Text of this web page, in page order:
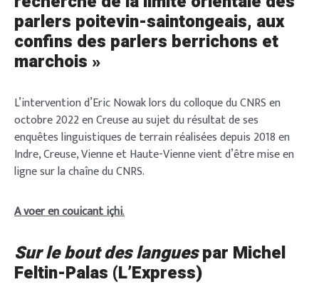
parlers poitevin-saintongeais, aux
confins des parlers berrichons et
marchois »
L’intervention d’Eric Nowak lors du colloque du CNRS en
octobre 2022 en Creuse au sujet du résultat de ses
enquêtes linguistiques de terrain réalisées depuis 2018 en
Indre, Creuse, Vienne et Haute-Vienne vient d’être mise en
ligne sur la chaîne du CNRS.
A voer en couicant içhi.
Sur le bout des languespar Michel
Feltin-Palas (L’Express)